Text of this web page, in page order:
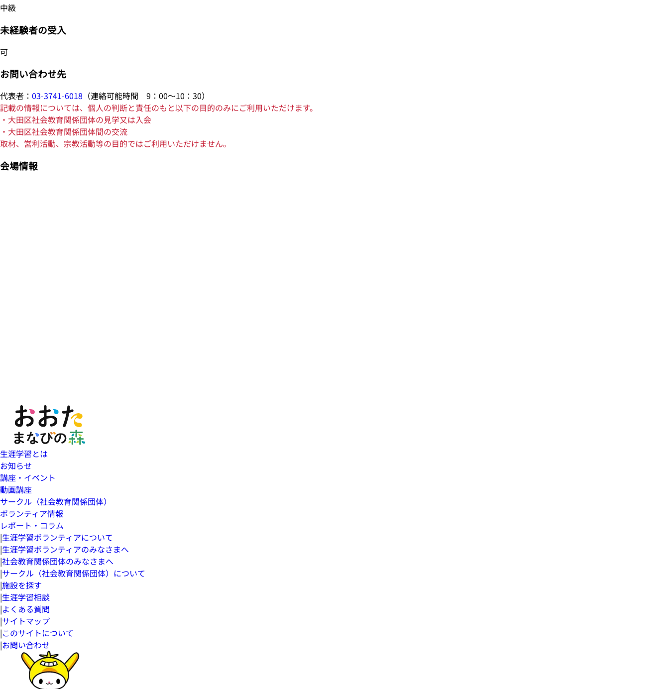
中級
未経験者の受入
可
お問い合わせ先
代表者： 03-3741-6018 （連絡可能時間 9：00～10：30）
記載の情報については、個人の判断と責任のもと以下の目的のみにご利用いただけます。
・大田区社会教育関係団体の見学又は入会
・大田区社会教育関係団体間の交流
取材、営利活動、宗教活動等の目的ではご利用いただけません。
会場情報
生涯学習とは
お知らせ
講座・イベント
動画講座
サークル（社会教育関係団体）
ボランティア情報
レポート・コラム
|生涯学習ボランティアについて
|生涯学習ボランティアのみなさまへ
|社会教育関係団体のみなさまへ
|サークル（社会教育関係団体）について
|施設を探す
|生涯学習相談
|よくある質問
|サイトマップ
|このサイトについて
|お問い合わせ